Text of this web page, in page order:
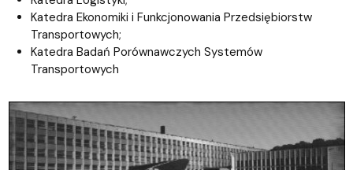
Katedra Ekonomiki i Funkcjonowania Przedsiębiorstw
Transportowych;
Katedra Badań Porównawczych Systemów
Transportowych